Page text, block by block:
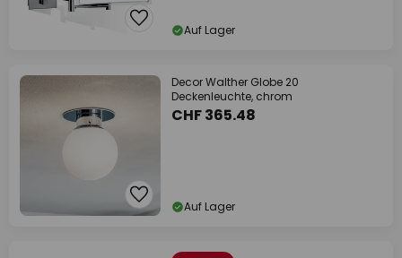
Auf Lager
Decor Walther Globe 20
Deckenleuchte, chrom
CHF 365.48
Auf Lager